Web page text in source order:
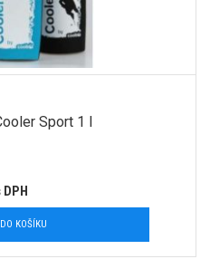
Sport 1 l
DPH
KOŠÍKU